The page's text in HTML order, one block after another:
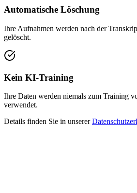
Automatische Löschung
Ihre Aufnahmen werden nach der
gelöscht.
Kein KI-Training
Ihre Daten werden niemals zum Training
verwendet.
Details finden Sie in unserer